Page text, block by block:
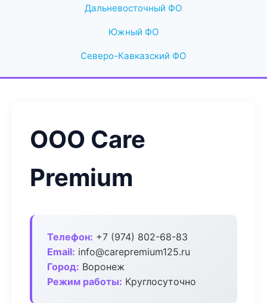
Дальневосточный ФО
Южный ФО
Северо-Кавказский ФО
ООО Care
Premium
Телефон: +7 (974) 802-68-83
Email: info@carepremium125.ru
Город: Воронеж
Режим работы: Круглосуточно